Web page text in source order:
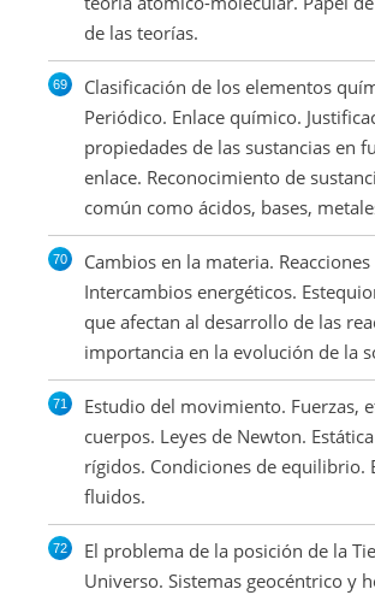
de las teorías.
Clasificación de los elementos
Periódico. Enlace químico.
propiedades de las sustancias en
enlace. Reconocimiento de
común como ácidos, bases,
Cambios en la materia.
Intercambios energéticos.
que afectan al desarrollo de las
importancia en la evolución de la
Estudio del movimiento. Fuerzas,
cuerpos. Leyes de Newton.
rígidos. Condiciones de equilibrio.
fluidos.
El problema de la posición de la
Universo. Sistemas geocéntrico y